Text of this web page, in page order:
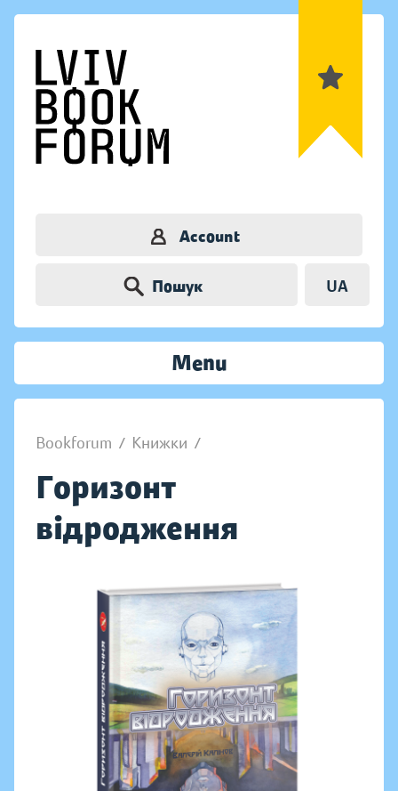
Account
Пошук UA
Menu
Bookforum / Книжки /
Горизонт
відродження